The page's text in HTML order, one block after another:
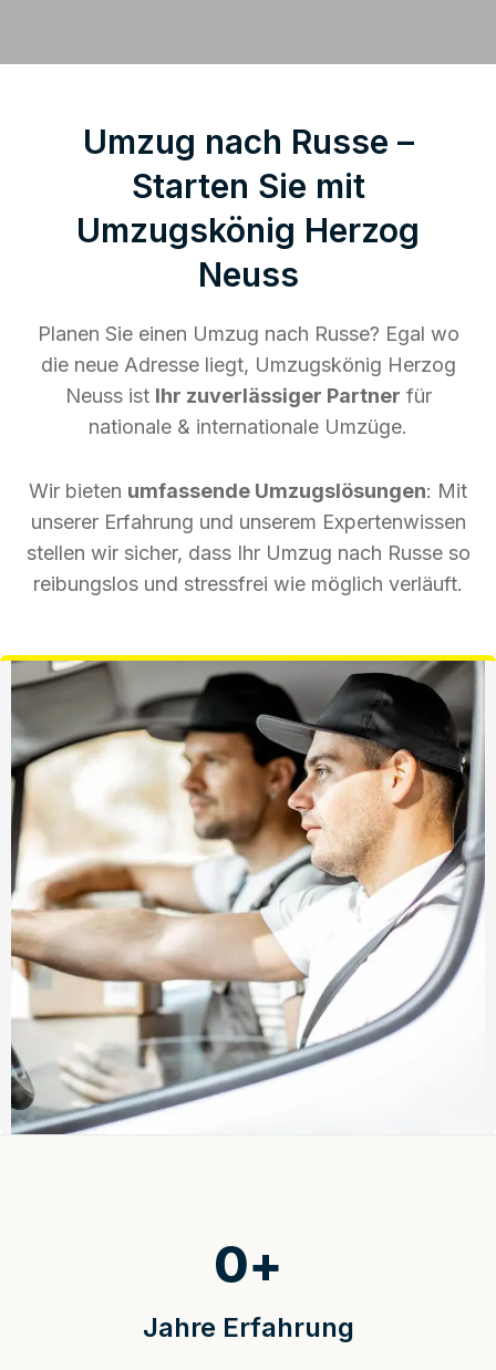
Umzug nach Russe –
Starten Sie mit
Umzugskönig Herzog
Neuss
Planen Sie einen Umzug nach Russe? Egal wo
die neue Adresse liegt, Umzugskönig Herzog
Neuss ist Ihr zuverlässiger Partner für
nationale & internationale Umzüge.
Wir bieten umfassende Umzugslösungen: Mit
unserer Erfahrung und unserem Expertenwissen
stellen wir sicher, dass Ihr Umzug nach Russe so
reibungslos und stressfrei wie möglich verläuft.
Jahre Erfahrung
0+